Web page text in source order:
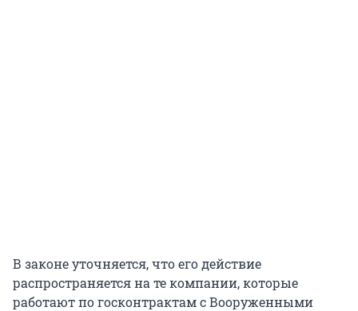
В законе уточняется, что его действие
распространяется на те компании, которые
работают по госконтрактам с Вооруженными